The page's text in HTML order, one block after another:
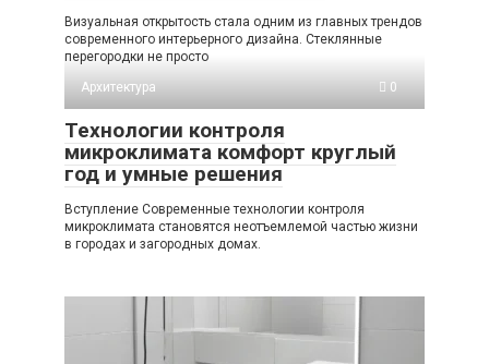
Визуальная открытость стала одним из главных трендов
современного интерьерного дизайна. Стеклянные
перегородки не просто
Архитектура
0
Технологии контроля
микроклимата комфорт круглый
год и умные решения
Вступление Современные технологии контроля
микроклимата становятся неотъемлемой частью жизни
в городах и загородных домах.